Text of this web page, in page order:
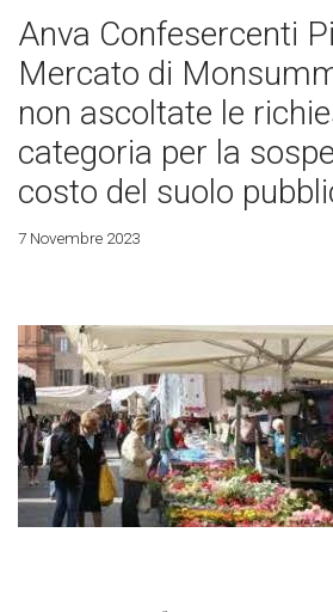
Anva Confesercenti
Mercato di
non ascoltate le
categoria per la
costo del suolo
7 Novembre 2023